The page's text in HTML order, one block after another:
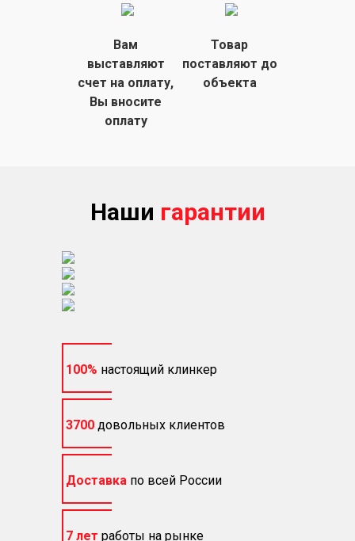
Вам
выставляют
счет на оплату,
Вы вносите
оплату
Товар
поставляют до
объекта
Наши гарантии
100% настоящий клинкер
3700 довольных клиентов
Доставка по всей России
7 лет работы на рынке